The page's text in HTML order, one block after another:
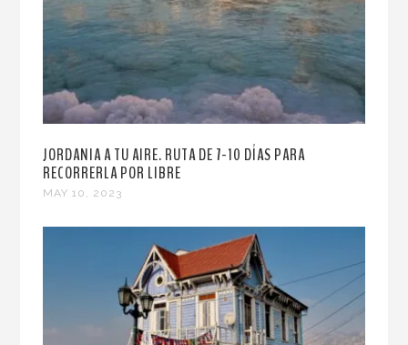
JORDANIA A TU AIRE. RUTA DE 7-10 DÍAS PARA
RECORRERLA POR LIBRE
MAY 10, 2023